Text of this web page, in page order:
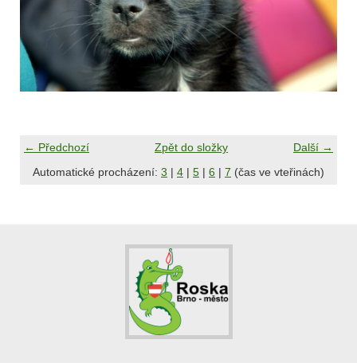
← Předchozí Další →
Zpět do složky
Automatické procházení: 3 | 4 | 5 | 6 | 7 (čas ve vteřinách)